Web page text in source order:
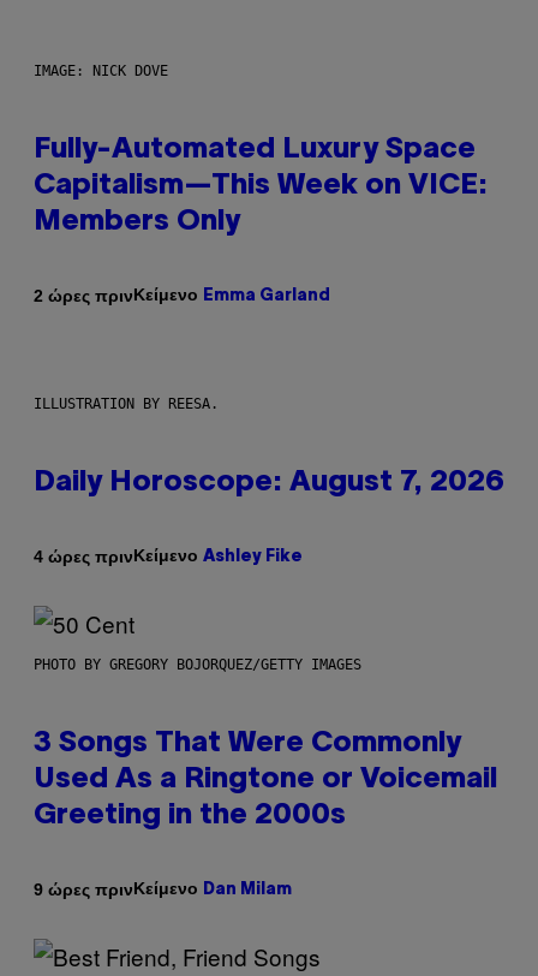
IMAGE: NICK DOVE
Fully-Automated Luxury Space
Capitalism—This Week on VICE:
Members Only
2 ώρες πρινΚείμενο Emma Garland
ILLUSTRATION BY REESA.
Daily Horoscope: August 7, 2026
4 ώρες πρινΚείμενο Ashley Fike
PHOTO BY GREGORY BOJORQUEZ/GETTY IMAGES
3 Songs That Were Commonly
Used As a Ringtone or Voicemail
Greeting in the 2000s
9 ώρες πρινΚείμενο Dan Milam